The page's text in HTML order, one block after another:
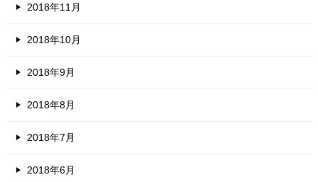
2018年11月
2018年10月
2018年9月
2018年8月
2018年7月
2018年6月